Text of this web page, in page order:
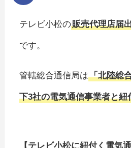
テレビ小松の販売代理店届
です。
管轄総合通信局は「北陸総
下3社の電気通信事業者と紐
【テレビ小松に紐付く電気